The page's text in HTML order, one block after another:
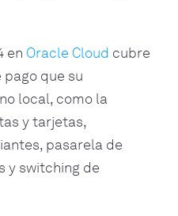
en Oracle Cloud cubre
que su
local, como la
y tarjetas,
pasarela de
y switching de